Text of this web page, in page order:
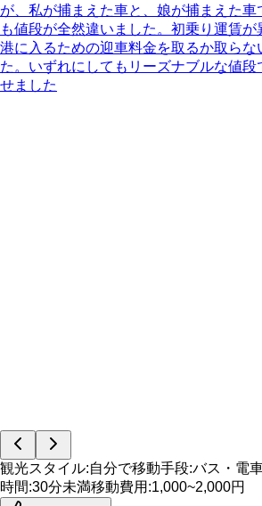
が、私が捕まえた車と、娘が捕まえた車
も値段が全然違いました。初乗り運賃が
港に入るための迎車料金を取るか取らな
た。いずれにしてもリーズナブルな値段
せました
観光スタイル:自分で移動手段:バス・電
時間:30分未満移動費用 :1,000~2,000円